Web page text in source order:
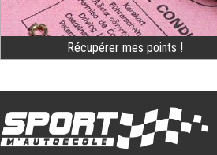
Récupérer mes points !